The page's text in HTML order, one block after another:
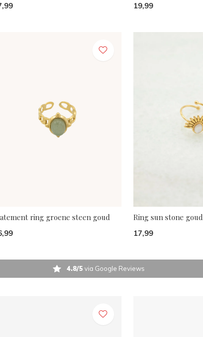
19,99
ring groene steen goud Ring sun stone goud
17,99
4.8/5via Google Reviews